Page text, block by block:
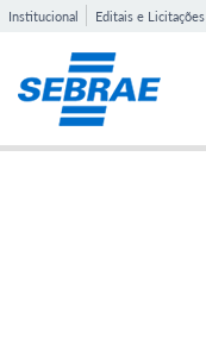
Institucional Editais e Licitações